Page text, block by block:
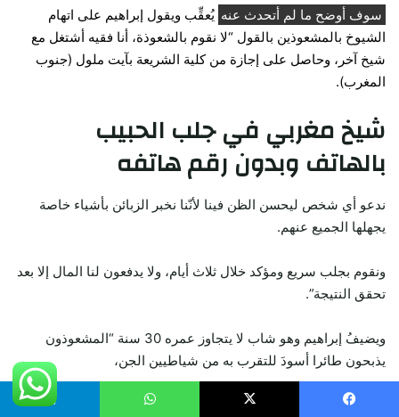
سوف أوضح ما لم أتحدث عنه يُعقِّب ويقول إبراهيم على اتهام
الشيوخ بالمشعوذين بالقول “لا نقوم بالشعوذة، أنا فقيه أشتغل مع
شيخ آخر، وحاصل على إجازة من كلية الشريعة بآيت ملول (جنوب
المغرب).
شيخ مغربي في جلب الحبيب
بالهاتف وبدون رقم هاتفه
ندعو أي شخص ليحسن الظن فينا لأنّنا نخبر الزبائن بأشياء خاصة
يجهلها الجميع عنهم.
ونقوم بجلب سريع ومؤكد خلال ثلاث أيام، ولا يدفعون لنا المال إلا بعد
تحقق النتيجة”.
ويضيفُ إبراهيم وهو شاب لا يتجاوز عمره 30 سنة “المشعوذون
يذبحون طائرا أسودَ للتقرب به من شياطيين الجن،
ولكن نحن نعد طلاسم روحانية بأثمنة مناسبة جدا، هدفنا هو الجمع بين